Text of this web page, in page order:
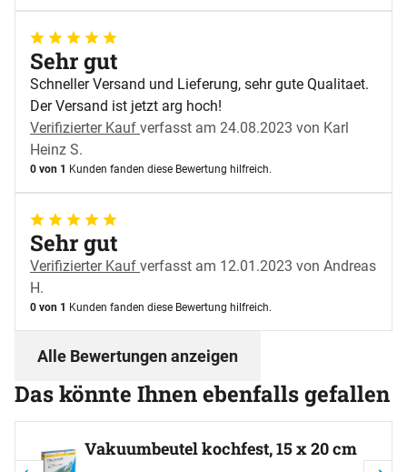
5 von 5
Sehr gut
Schneller Versand und Lieferung, sehr gute Qualitaet.
Der Versand ist jetzt arg hoch!
Verifizierter Kauf verfasst am 24.08.2023 von Karl
Heinz S.
0 von 1 Kunden fanden diese Bewertung hilfreich.
5 von 5
Sehr gut
Verifizierter Kauf verfasst am 12.01.2023 von Andreas
H.
0 von 1 Kunden fanden diese Bewertung hilfreich.
Alle Bewertungen anzeigen
Das könnte Ihnen ebenfalls gefallen
Artikel überspringen
Vakuumbeutel kochfest, 15 x 20 cm